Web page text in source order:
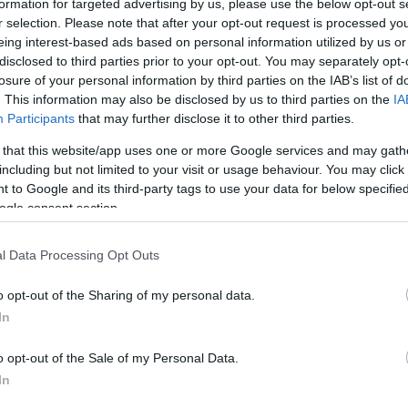
for targeted advertising by us, please use the below opt-out
selection. Please note that after your opt-out request is processed
interest-based ads based on personal information utilized by us
to third parties prior to your opt-out. You may separately
of your personal information by third parties on the IAB’s list of
This information may also be disclosed by us to third parties on the
Participants that may further disclose it to other third parties.
that this website/app uses one or more Google services and may
but not limited to your visit or usage behaviour. You may
to Google and its third-party tags to use your data for below
consent section.
Data Processing Opt Outs
opt-out of the Sharing of my personal data.
opt-out of the Sale of my Personal Data.
17:57
kapacitást kötnek le az MI-adatközpontoknak,
telefonok, konzolok és még ezer más kütyü
az árát.
hosszú üzemidő - itt a
13:33
debütál a készülék, ami a kompetitív játékosok kedvenc
ünnepli 20 éves szülinapját az
14:20
zsúron és megmutatjuk, buliban is olyan jó-e az
– az AI-chipek háborúja